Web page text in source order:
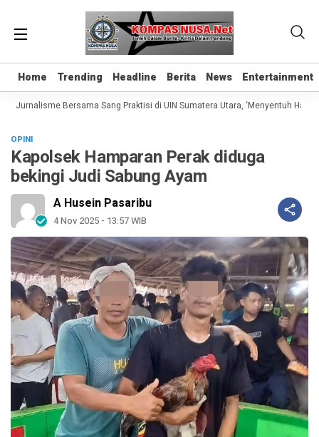
Home Trending Headline Berita News Entertainment
Home Trending Headline Berita News Entertainment
Jurnalisme Bersama Sang Praktisi di UIN Sumatera Utara, ‘Menyentuh Hati
OPINI
Kapolsek Hamparan Perak diduga
bekingi Judi Sabung Ayam
A Husein Pasaribu
4 Nov 2025 - 13:57 WIB